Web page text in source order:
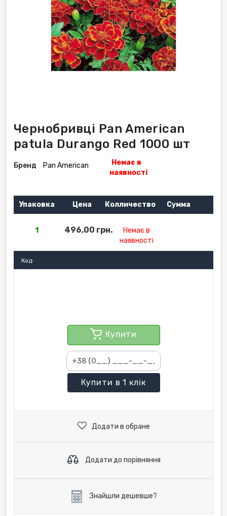
Чернобривці Pan American
patula Durango Red 1000 шт
Бренд Pan American
Немає в
наявності
Упаковка Цена Колличество Сумма
1 496,00 грн.
Немає в
наявності
Код:
Купити
Купити в 1 клік
Додати в обране
Додати до порівняння
Знайшли дешевше?